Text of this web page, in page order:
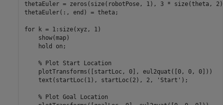
thetaEuler = zeros(size(robotPose, 1), 3 * size(theta,
thetaEuler(:, end) = theta;
for k = 1:size(xyz, 1)
    show(map)
    hold
on ;
% Plot Start Location
    plotTransforms([startLoc, 0], eul2quat([0, 0, 0]))
    text(startLoc(1), startLoc(2), 2,
'Start' );
% Plot Goal Location